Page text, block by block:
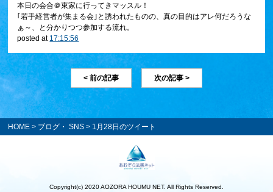
本日の会合＠東家に行ってきマッスル！
｢若手経営者が集まる会｣と誘われたものの、真の目的はアレ何だろうな
ぁ～、と分かりつつ参加する流れ。
posted at 17:15:56
< 前の記事 次の記事 >
HOME > ブログ・ SNS > 1月28日のツイート
Copyright(c) 2020 AOZORA HOUMU NET. All Rights Reserved.